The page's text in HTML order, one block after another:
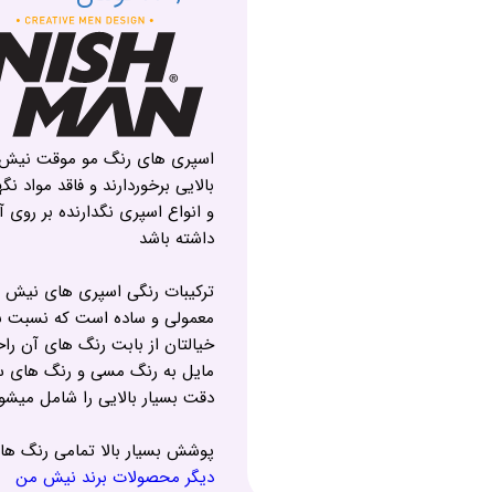
اسپری های رنگ مو موقت
بالایی برخوردارند و فاقد مواد
داشته باشد
ترکیبات رنگی اسپری های نیش
معمولی و ساده است که نسبت
خیالتان از بابت رنگ های آن
مایل به رنگ مسی و رنگ های
دقت بسیار بالایی را شامل
پوشش بسیار بالا تمامی
دیگر محصولات برند نیش من